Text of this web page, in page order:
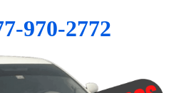
970-2772